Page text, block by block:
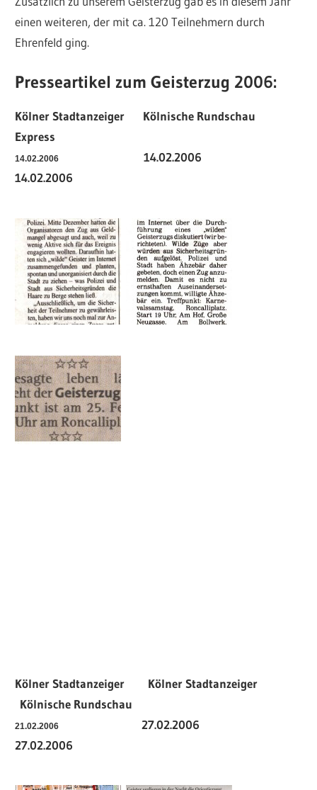
einen weiteren, der mit ca. 120 Teilnehmern durch
Ehrenfeld ging.
Presseartikel zum Geisterzug 2006:
Kölner Stadtanzeiger Kölnische Rundschau
Express
14.02.200614.02.2006
14.02.2006
Kölner Stadtanzeiger Kölner Stadtanzeiger
Kölnische Rundschau
21.02.200627.02.2006
27.02.2006